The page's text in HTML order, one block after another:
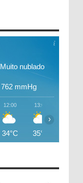
Muito nublado
762 mmHg
12:00
34°C
13:00
35°C
›